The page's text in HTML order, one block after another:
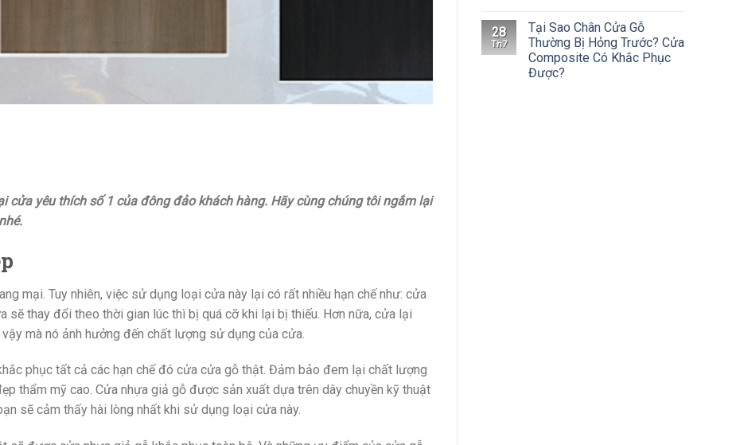
cửa yêu thích số 1 của đông đảo khách hàng. Hãy cùng chúng tôi ngắm lại
mại. Tuy nhiên, việc sử dụng loại cửa này lại có rất nhiều hạn chế như: cửa
thay đổi theo thời gian lúc thì bị quá cỡ khi lại bị thiếu. Hơn nữa, cửa lại
mà nó ảnh hưởng đến chất lượng sử dụng của cửa.
phục tất cả các hạn chế đó cửa cửa gỗ thật. Đảm bảo đem lại chất lượng
thẩm mỹ cao. Cửa nhựa giả gỗ được sản xuất dựa trên dây chuyền kỹ thuật
sẽ cảm thấy hài lòng nhất khi sử dụng loại cửa này.
28
Th7
Tại Sao Chân Cửa Gỗ
Thường Bị Hỏng Trước? Cửa
Composite Có Khắc Phục
Được?